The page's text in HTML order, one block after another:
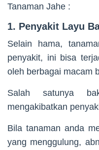
Tanaman Jahe :
1. Penyakit Layu
Selain hama,
penyakit, ini bisa
oleh berbagai macam
Salah satunya
mengakibatkan
Bila tanaman anda
yang menggulung,